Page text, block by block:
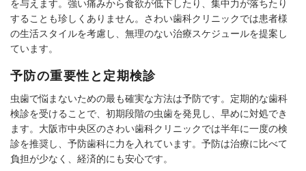
を与えます。強い痛みから食欲が低下したり、集中力が落ちたり
することも珍しくありません。さわい歯科クリニックでは患者様
の生活スタイルを考慮し、無理のない治療スケジュールを提案し
ています。
予防の重要性と定期検診
虫歯で悩まないための最も確実な方法は予防です。定期的な歯科
検診を受けることで、初期段階の虫歯を発見し、早めに対処でき
ます。大阪市中央区のさわい歯科クリニックでは半年に一度の検
診を推奨し、予防歯科に力を入れています。予防は治療に比べて
負担が少なく、経済的にも安心です。